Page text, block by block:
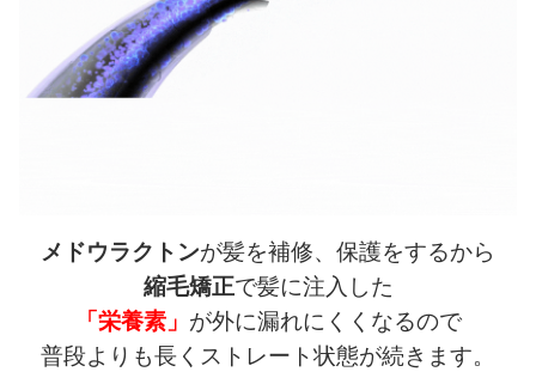
メドウラクトンが髪を補修、保護をするから
縮毛矯正で髪に注入した
「栄養素」 が外に漏れにくくなるので
普段よりも長くストレート状態が続きます。